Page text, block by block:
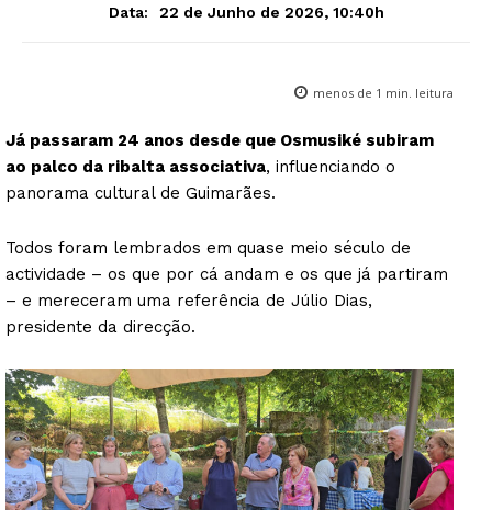
Data:
22 de Junho de 2026, 10:40h
menos de 1 min. leitura
Já passaram 24 anos desde que Osmusiké subiram
ao palco da ribalta associativa, influenciando o
panorama cultural de Guimarães.
Todos foram lembrados em quase meio século de
actividade – os que por cá andam e os que já partiram
– e mereceram uma referência de Júlio Dias,
presidente da direcção.